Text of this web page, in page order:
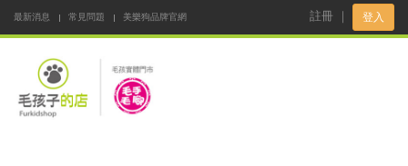
最新消息 常見問題
美樂狗品牌官網
註冊 登入